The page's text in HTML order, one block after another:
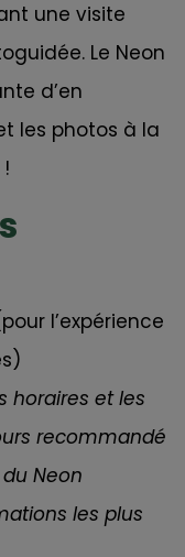
une visite
Le Neon
d’en
les photos à la
l’expérience
horaires et les
recommandé
Neon
les plus